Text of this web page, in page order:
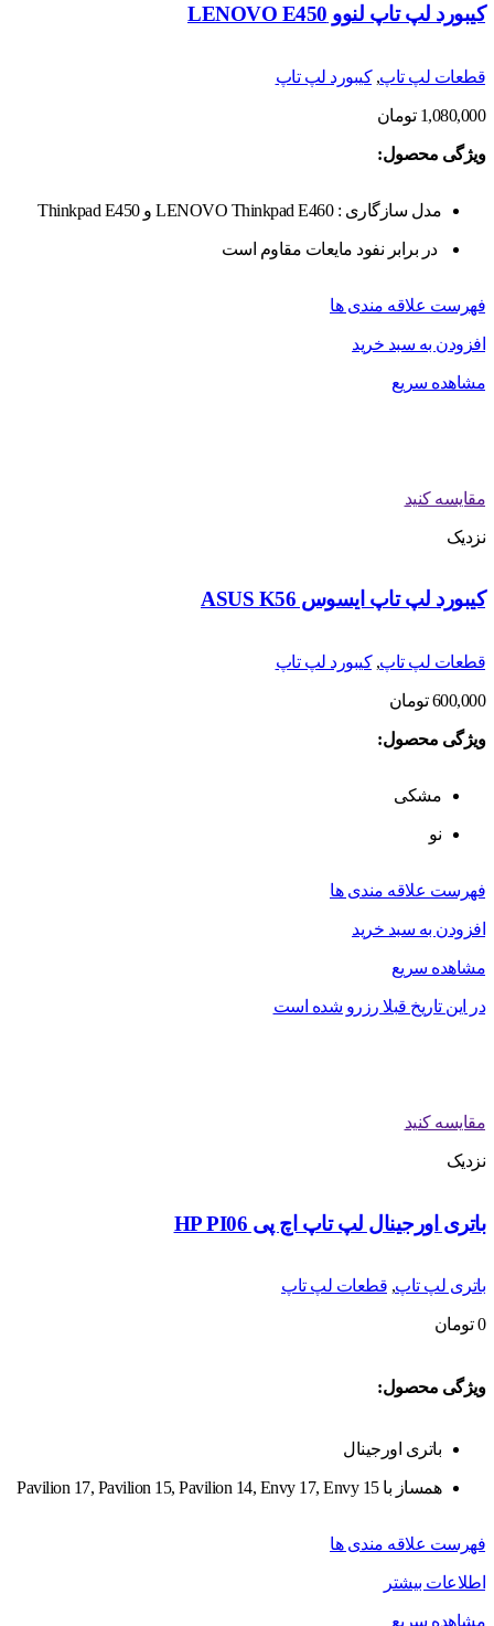
کیبورد لپ تاپ لنوو LENOVO E450
قطعات لپ تاپ,کیبورد لپ تاپ
1,080,000 تومان
ویژگی محصول:
مدل سازگاری : LENOVO Thinkpad E460 و Thinkpad E450
در برابر نفود مایعات مقاوم است
فهرست علاقه مندی ها
افزودن به سبد خرید
مشاهده سریع
مقایسه کنید
نزدیک
کیبورد لپ تاپ ایسوس ASUS K56
قطعات لپ تاپ,کیبورد لپ تاپ
600,000 تومان
ویژگی محصول:
مشکی
نو
فهرست علاقه مندی ها
افزودن به سبد خرید
مشاهده سریع
در این تاریخ قبلا رزرو شده است
مقایسه کنید
نزدیک
باتری اورجینال لپ تاپ اچ پی HP PI06
باتری لپ تاپ, قطعات لپ تاپ
0 تومان
ویژگی محصول:
باتری اورجینال
همساز با Pavilion 17, Pavilion 15, Pavilion 14, Envy 17, Envy 15
فهرست علاقه مندی ها
اطلاعات بیشتر
مشاهده سریع